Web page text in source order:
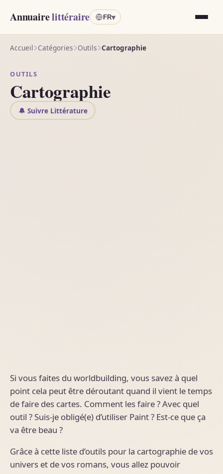
Annuairelittéraire FR▾
Accueil Catégories Outils Cartographie
OUTILS
Cartographie
🔔 Suivre Littérature
Si vous faites du worldbuilding, vous savez à quel
point cela peut être déroutant quand il vient le temps
de faire des cartes. Comment les faire ? Avec quel
outil ? Suis-je obligé(e) d’utiliser Paint ? Est-ce que ça
va être beau ?
Grâce à cette liste d’outils pour la cartographie de vos
univers et de vos romans, vous allez pouvoir